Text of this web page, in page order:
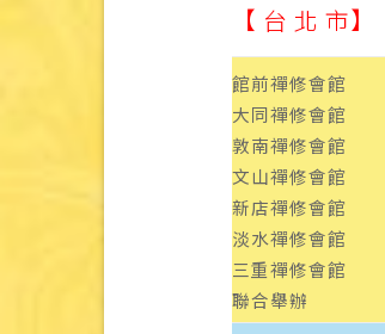
【 台 北 市】
館前禪修會館
大同禪修會館
敦南禪修會館
文山禪修會館
新店禪修會館
淡水禪修會館
三重禪修會館
聯合舉辦